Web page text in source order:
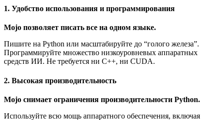
1. Удобство использования и программирования
Mojo позволяет писать все на одном языке.
Пишите на Python или масштабируйте до “голого железа”.
Программируйте множество низкоуровневых аппаратных
средств ИИ. Не требуется ни C++, ни CUDA.
2. Высокая производительность
Mojo снимает ограничения производительности Python.
Используйте всю мощь аппаратного обеспечения, включая